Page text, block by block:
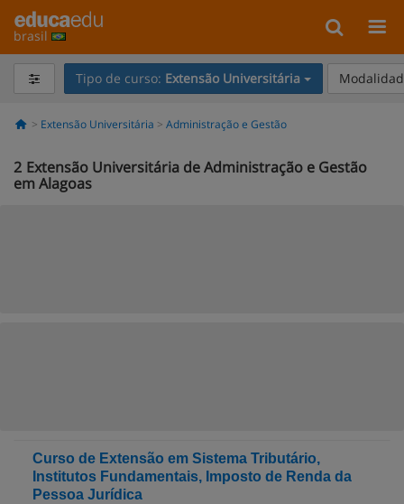
brasil
Tipo de curso: Extensão Universitária
Extensão Universitária Administração e Gestão
2 Extensão Universitária de Administração e Gestão
em Alagoas
Curso de Extensão em Sistema Tributário,
Institutos Fundamentais, Imposto de Renda da
Pessoa Jurídica